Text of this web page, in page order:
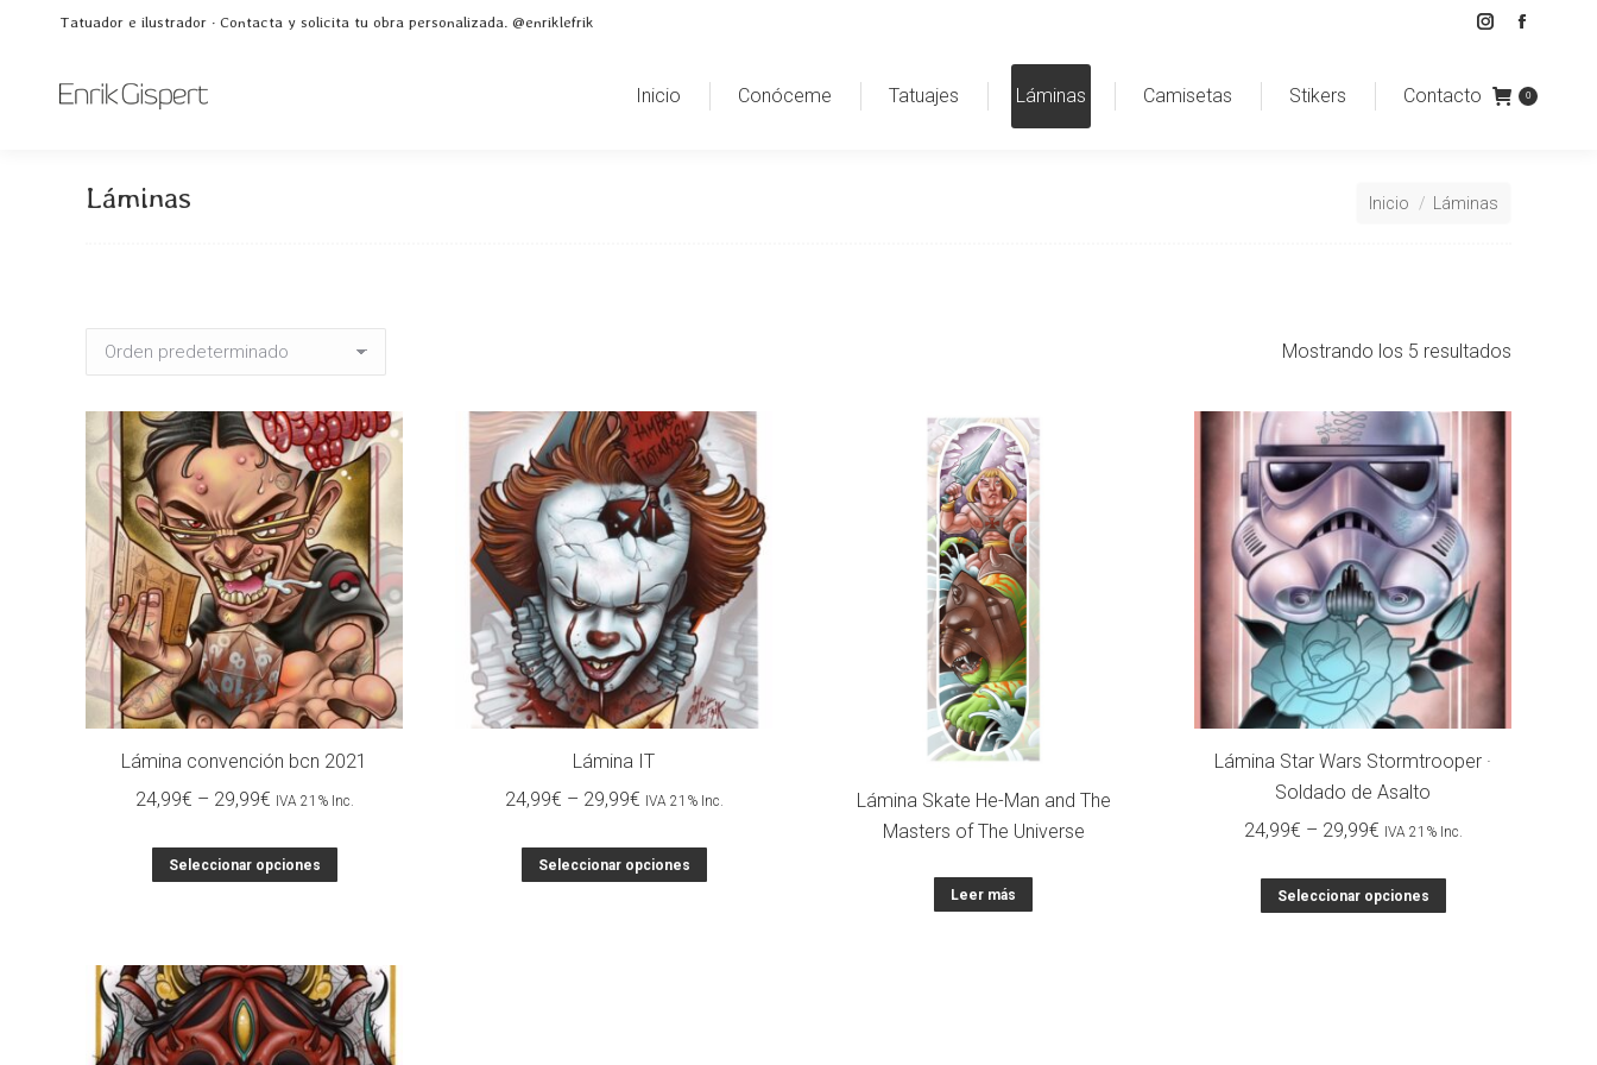
Tatuador e ilustrador · Contacta y solicita tu obra personalizada. @enriklefrik
Instagram
opensopens
Inicio Conóceme Tatuajes Láminas Camisetas Stikers Contacto 0
Láminas Inicio Láminas
Mostrando los 5 resultados
Lámina convención bcn 2021
24,99€ – 29,99€ IVA 21% Inc.
Seleccionar opciones
Lámina IT
24,99€ – 29,99€ IVA 21% Inc.
Seleccionar opciones
Lámina Skate He-Man and The
Masters of The Universe
Leer más
Lámina Star Wars Stormtrooper ·
Soldado de Asalto
24,99€ – 29,99€ IVA 21% Inc.
Seleccionar opciones